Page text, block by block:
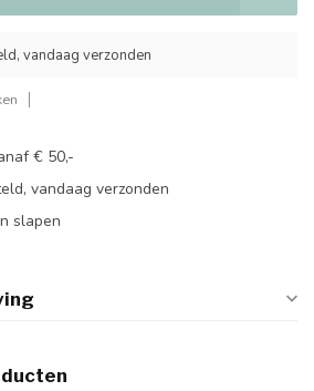
vandaag verzonden
€ 50,-
vandaag verzonden
slapen